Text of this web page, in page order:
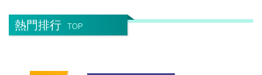
熱門排行 TOP